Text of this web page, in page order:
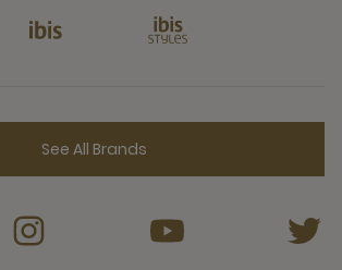
See All Brands